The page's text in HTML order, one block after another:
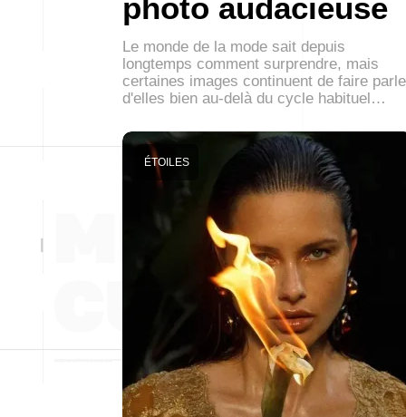
photo audacieuse
Le monde de la mode sait depuis
longtemps comment surprendre, mais
certaines images continuent de faire
d'elles bien au-delà du cycle habituel…
ÉTOILES